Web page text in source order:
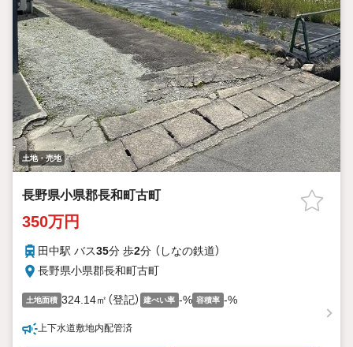
土地・売地
長野県小県郡長和町古町
350万円
田中駅 バス35分 歩2分 （しなの鉄道）
長野県小県郡長和町古町
土地面積 324.14㎡（登記） 建ぺい率 -% 容積率 -%
上下水道敷地内配管済